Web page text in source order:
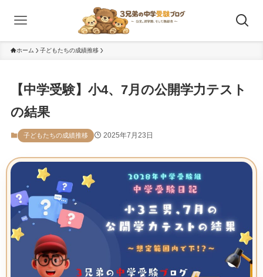
ホーム 子どもたちの成績推移
【中学受験】小4、7月の公開学力テスト
の結果
子どもたちの成績推移 2025年7月23日